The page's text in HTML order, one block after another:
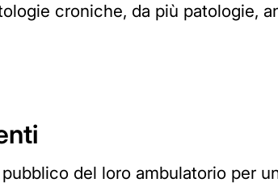
croniche, da più patologie,
del loro ambulatorio per